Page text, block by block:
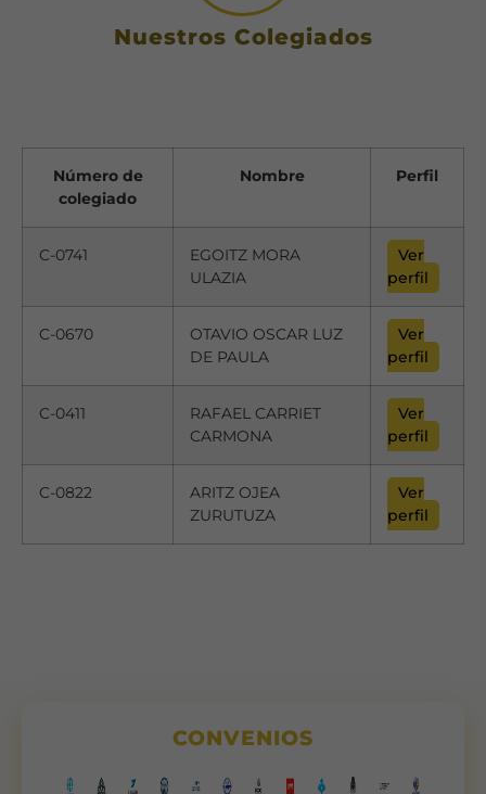
Nuestros Colegiados
Número de
colegiado
Nombre Perfil
C-0741
EGOITZ MORA
ULAZIA
Ver
perfil
C-0670
OTAVIO OSCAR LUZ
DE PAULA
Ver
perfil
C-0411
RAFAEL CARRIET
CARMONA
Ver
perfil
C-0822
ARITZ OJEA
ZURUTUZA
Ver
perfil
CONVENIOS